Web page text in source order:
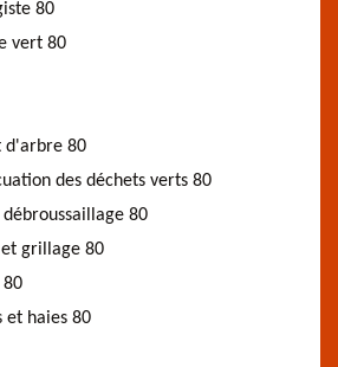
80
vert 80
d'arbre 80
des déchets verts 80
débroussaillage 80
et grillage 80
80
et haies 80